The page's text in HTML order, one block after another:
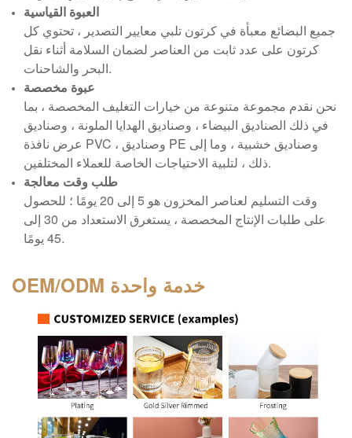
العبوة القياسية
جميع البضائع معبأة في كرتون تلبي معايير التصدير ، تحتوي كل
كرتون على عدد ثابت من العناصر لضمان السلامة أثناء نقل
البحر والشاحنات.
عبوة مخصصة
نحن نقدم مجموعة متنوعة من خيارات التغليف المخصصة ، بما
في ذلك الصناديق البيضاء ، وصناديق الهدايا الملونة ، وصناديق
عرض نافذة PVC ، وصناديق PE وصناديق خشبية ، وما إلى
ذلك ، لتلبية الاحتياجات الخاصة للعملاء المختلفين.
طلب وقت معالجة
وقت التسليم لعناصر المخزون هو 5 إلى 20 يومًا ؛ للحصول
على طلبات الإنتاج المخصصة ، يستغرق الاستعداد من 30 إلى
45 يومًا.
OEM/ODM خدمة واحدة